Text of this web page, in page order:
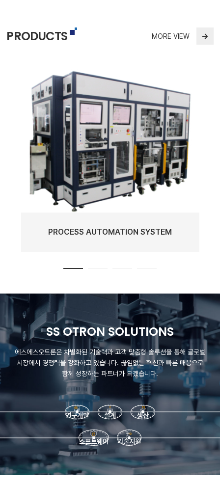
PRODUCTS MORE VIEW →
PROCESS AUTOMATION SYSTEM
SS OTRON SOLUTIONS
에스에스오트론은 차별화된 기술력과 고객 맞춤형 솔루션을 통해 글로벌
시장에서 경쟁력을 강화하고 있습니다. 끊임없는 혁신과 빠른 대응으로
함께 성장하는 파트너가 되겠습니다.
연구개발 설계 생산
소프트웨어 기술지원